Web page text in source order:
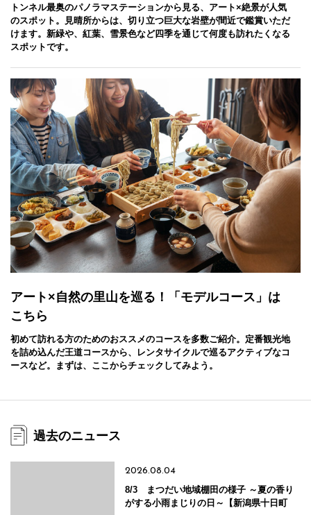
トンネル最奥のパノラマステーションから見る、アート×絶景が人気
のスポット。見晴所からは、切り立つ巨大な岩壁が間近で鑑賞いただ
けます。新緑や、紅葉、雪景色など四季を通じて何度も訪れたくなる
スポットです。
アート×自然の里山を巡る！「モデルコース」は
こちら
初めて訪れる方のためのおススメのコースを多数ご紹介。定番観光地
を詰め込んだ王道コースから、レンタサイクルで巡るアクティブなコ
ースなど。まずは、ここからチェックしてみよう。
過去のニュース
2026.08.04
8/3 まつだい地域棚田の様子 ～夏の香り
がする小雨まじりの日～【新潟県十日町